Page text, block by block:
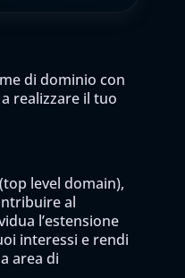
di dominio con
realizzare il tuo
level domain),
al
l’estensione
interessi e rendi
area di